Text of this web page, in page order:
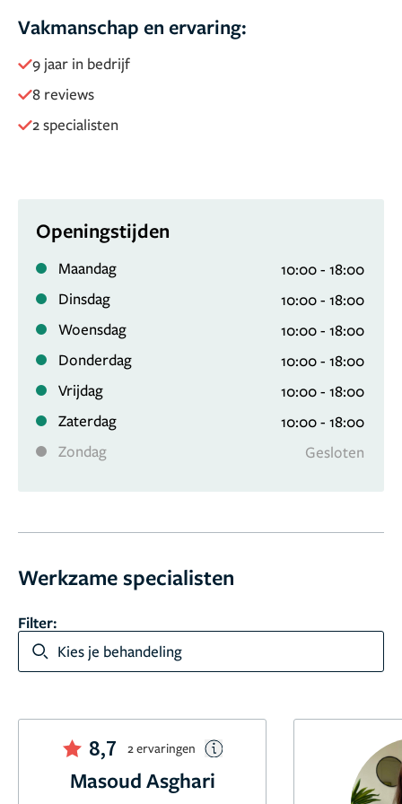
Vakmanschap en ervaring:
9 jaar in bedrijf
8 reviews
2 specialisten
Openingstijden
Maandag
10:00 - 18:00
Dinsdag
10:00 - 18:00
Woensdag
10:00 - 18:00
Donderdag
10:00 - 18:00
Vrijdag
10:00 - 18:00
Zaterdag
10:00 - 18:00
Zondag
Gesloten
Werkzame specialisten
Filter:
Kies je behandeling
8,7 2 ervaringen
Masoud Asghari